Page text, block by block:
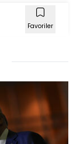
Favoriler